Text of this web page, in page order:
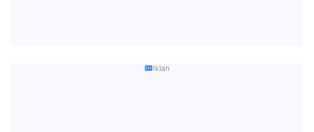
Iklan